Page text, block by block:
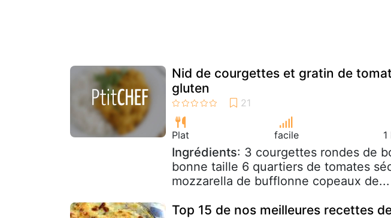
Nid de courgettes et gratin de
gluten
Plat facile
Ingrédients: 3 courgettes rondes de
bonne taille 6 quartiers de tomates
mozzarella de bufflonne copeaux de...
Top 15 de nos meilleures recettes